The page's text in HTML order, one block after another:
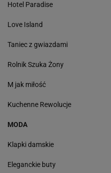
Hotel Paradise
Love Island
Taniec z gwiazdami
Rolnik Szuka Żony
M jak miłość
Kuchenne Rewolucje
MODA
Klapki damskie
Eleganckie buty